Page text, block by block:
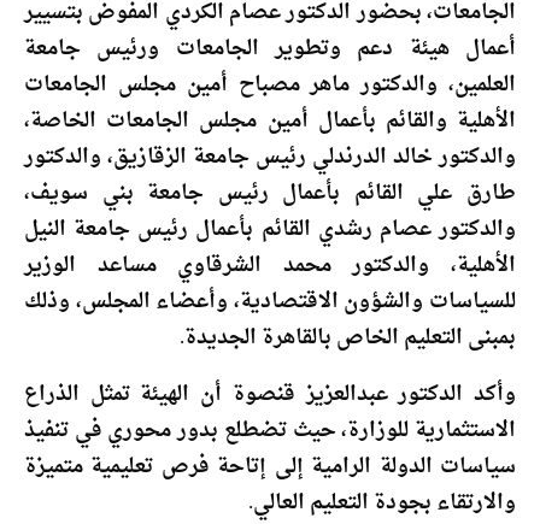
الجامعات، بحضور الدكتور عصام الكردي المفوض بتسيير
أعمال هيئة دعم وتطوير الجامعات ورئيس جامعة
العلمين، والدكتور ماهر مصباح أمين مجلس الجامعات
الأهلية والقائم بأعمال أمين مجلس الجامعات الخاصة،
والدكتور خالد الدرندلي رئيس جامعة الزقازيق، والدكتور
طارق علي القائم بأعمال رئيس جامعة بني سويف،
والدكتور عصام رشدي القائم بأعمال رئيس جامعة النيل
الأهلية، والدكتور محمد الشرقاوي مساعد الوزير
للسياسات والشؤون الاقتصادية، وأعضاء المجلس، وذلك
بمبنى التعليم الخاص بالقاهرة الجديدة.
وأكد الدكتور عبدالعزيز قنصوة أن الهيئة تمثل الذراع
الاستثمارية للوزارة، حيث تضطلع بدور محوري في تنفيذ
سياسات الدولة الرامية إلى إتاحة فرص تعليمية متميزة
والارتقاء بجودة التعليم العالي.